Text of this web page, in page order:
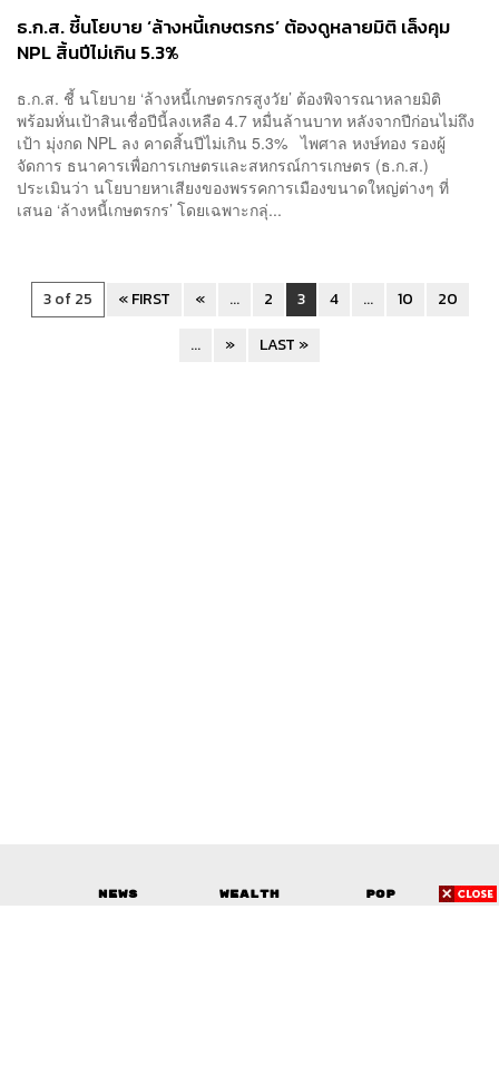
ธ.ก.ส. ชี้นโยบาย ‘ล้างหนี้เกษตรกร’ ต้องดูหลายมิติ เล็งคุม
NPL สิ้นปีไม่เกิน 5.3%
ธ.ก.ส. ชี้ นโยบาย ‘ล้างหนี้เกษตรกรสูงวัย’ ต้องพิจารณาหลายมิติ
พร้อมหั่นเป้าสินเชื่อปีนี้ลงเหลือ 4.7 หมื่นล้านบาท หลังจากปีก่อนไม่ถึง
เป้า มุ่งกด NPL ลง คาดสิ้นปีไม่เกิน 5.3% ไพศาล หงษ์ทอง รองผู้
จัดการ ธนาคารเพื่อการเกษตรและสหกรณ์การเกษตร (ธ.ก.ส.)
ประเมินว่า นโยบายหาเสียงของพรรคการเมืองขนาดใหญ่ต่างๆ ที่
เสนอ ‘ล้างหนี้เกษตรกร’ โดยเฉพาะกลุ่...
3 of 25 « FIRST « ... 2 3 4 ... 10
20
...
» LAST »
News Wealth
Pop